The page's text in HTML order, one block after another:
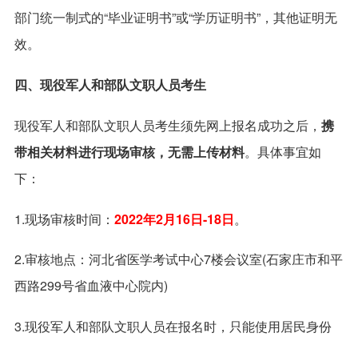
部门统一制式的“毕业证明书”或“学历证明书”，其他证明无
效。
四、现役军人和部队文职人员考生
现役军人和部队文职人员考生须先网上报名成功之后， 携
带相关材料进行现场审核，无需上传材料。具体事宜如
下：
1.现场审核时间： 2022年2月16日-18日。
2.审核地点：河北省医学考试中心7楼会议室(石家庄市和平
西路299号省血液中心院内)
3.现役军人和部队文职人员在报名时，只能使用居民身份